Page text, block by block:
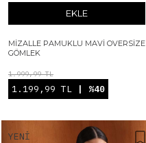
EKLE
MIZALLE PAMUKLU MAVI OVERSIZE
GÖMLEK
1.999,99 TL
1.199,99 TL | %40
YENI